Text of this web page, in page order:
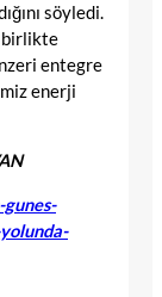
söyledi.
birlikte
entegre
enerji